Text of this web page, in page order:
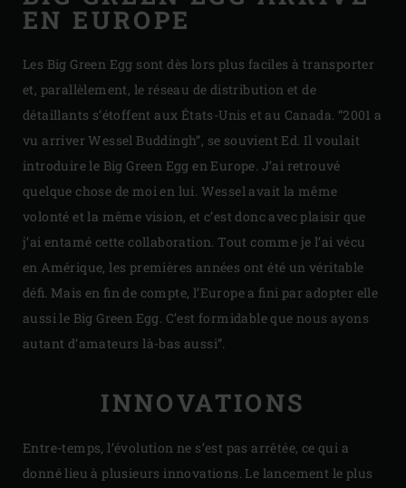
EN EUROPE
Les Big Green Egg sont dès lors plus faciles à transporter
et, parallèlement, le réseau de distribution et de
détaillants s’étoffent aux États-Unis et au Canada. “2001 a
vu arriver Wessel Buddingh”, se souvient Ed. Il voulait
introduire le Big Green Egg en Europe. J’ai retrouvé
quelque chose de moi en lui. Wessel avait la même
volonté et la même vision, et c’est donc avec plaisir que
j’ai entamé cette collaboration. Tout comme je l’ai vécu
en Amérique, les premières années ont été un véritable
défi. Mais en fin de compte, l’Europe a fini par adopter elle
aussi le Big Green Egg. C’est formidable que nous ayons
autant d’amateurs là-bas aussi”.
INNOVATIONS
Entre-temps, l’évolution ne s’est pas arrêtée, ce qui a
donné lieu à plusieurs innovations. Le lancement le plus